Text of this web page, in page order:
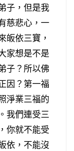
子，但是我
慈悲心，一
皈依三寶，
家想是不是
子？所以佛
因？第一福
淨業三福的
我們連受三
你就不能受
依，不能沒